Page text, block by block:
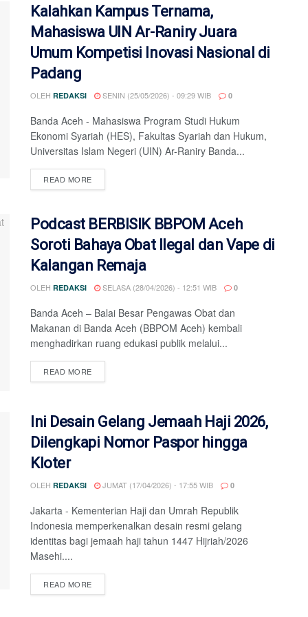
Kalahkan Kampus Ternama,
Mahasiswa UIN Ar-Raniry Juara
Umum Kompetisi Inovasi Nasional di
Padang
OLEH REDAKSI SENIN (25/05/2026) - 09:29 WIB 0
Banda Aceh - Mahasiswa Program Studi Hukum
Ekonomi Syariah (HES), Fakultas Syariah dan Hukum,
Universitas Islam Negeri (UIN) Ar-Raniry Banda...
READ MOREDETAILS
Podcast BERBISIK BBPOM Aceh
Soroti Bahaya Obat Ilegal dan Vape di
Kalangan Remaja
OLEH REDAKSI SELASA (28/04/2026) - 12:51 WIB 0
Banda Aceh – Balai Besar Pengawas Obat dan
Makanan di Banda Aceh (BBPOM Aceh) kembali
menghadirkan ruang edukasi publik melalui...
READ MOREDETAILS
Ini Desain Gelang Jemaah Haji 2026,
Dilengkapi Nomor Paspor hingga
Kloter
OLEH REDAKSI JUMAT (17/04/2026) - 17:55 WIB 0
Jakarta - Kementerian Haji dan Umrah Republik
Indonesia memperkenalkan desain resmi gelang
identitas bagi jemaah haji tahun 1447 Hijriah/2026
Masehi....
READ MOREDETAILS